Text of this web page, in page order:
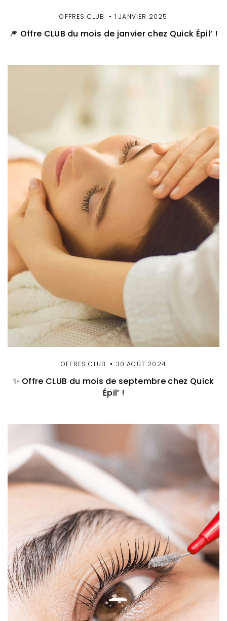
OFFRES CLUB 1 JANVIER 2025
🎆 Offre CLUB du mois de janvier chez Quick Épil’ !
OFFRES CLUB 30 AOÛT 2024
✨ Offre CLUB du mois de septembre chez Quick
Épil’ !